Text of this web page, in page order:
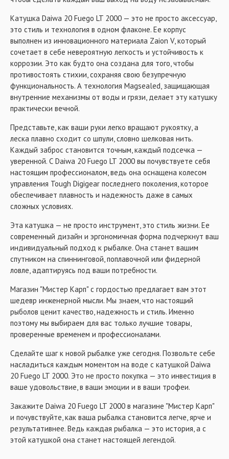
Aluminum Air Spool
- Мгновенный стопор обратного хода Infinite Anti-
Reverse
- Новая тормозная система ATD Drag System
- Корпус из композитного углеродного волокна Zaion V
- Ротор Air Rotor из композитного углеродного волокна
Zaion V
Катушка Daiwa 20 Fuego LT 2000 — это не просто аксессуар,
это стиль и технология в одном флаконе. Ее корпус
выполнен из инновационного материала Zaion V, который
сочетает в себе невероятную легкость и устойчивость к
коррозии. Это как будто она создана для того, чтобы
противостоять стихии, сохраняя свою безупречную
функциональность. А технология Magsealed, защищающая
внутренние механизмы от воды и грязи, делает эту катушку
практически вечной.
Представьте, как ваши руки легко вращают рукоятку, а
леска плавно сходит со шпули, словно шелковая нить.
Каждый заброс становится точным, каждый подсечка —
уверенной. С Daiwa 20 Fuego LT 2000 вы почувствуете себя
настоящим профессионалом, ведь она оснащена колесом
управления Tough Digigear последнего поколения, которое
обеспечивает плавность и надежность даже в самых
сложных условиях.
Эта катушка — не просто инструмент, это стиль жизни. Ее
современный дизайн и эргономичная форма подчеркнут ваш
индивидуальный подход к рыбалке. Она станет вашим
спутником на спиннинговой, поплавочной или фидерной
ловле, адаптируясь под ваши потребности.
Магазин "Мистер Карп" с гордостью предлагает вам этот
шедевр инженерной мысли. Мы знаем, что настоящий
рыболов ценит качество, надежность и стиль. Именно
поэтому мы выбираем для вас только лучшие товары,
проверенные временем и профессионалами.
Сделайте шаг к новой рыбалке уже сегодня. Позвольте себе
насладиться каждым моментом на воде с катушкой Daiwa
20 Fuego LT 2000. Это не просто покупка — это инвестиция в
ваше удовольствие, в ваши эмоции и в ваши трофеи.
Закажите Daiwa 20 Fuego LT 2000 в магазине "Мистер Карп"
и почувствуйте, как ваша рыбалка становится легче, ярче и
результативнее. Ведь каждая рыбалка — это история, а с
этой катушкой она станет настоящей легендой.